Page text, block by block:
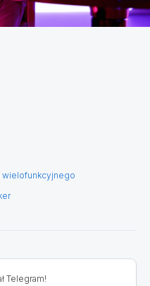
wielofunkcyjnego
Telegram!